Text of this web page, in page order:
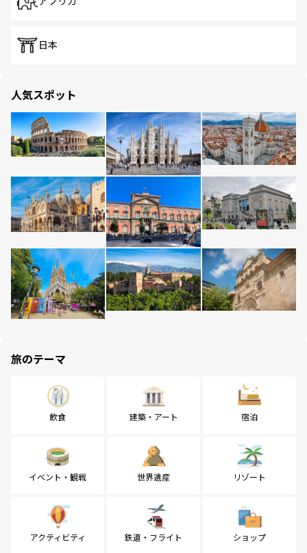
日本
人気スポット
旅のテーマ
飲食 建築・アート 宿泊
イベント・観戦 世界遺産 リゾート
アクティビティ 鉄道・フライト ショップ